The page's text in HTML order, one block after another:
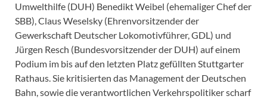
Umwelthilfe (DUH) Benedikt Weibel (ehemaliger Chef der
SBB), Claus Weselsky (Ehrenvorsitzender der
Gewerkschaft Deutscher Lokomotivführer, GDL) und
Jürgen Resch (Bundesvorsitzender der DUH) auf einem
Podium im bis auf den letzten Platz gefüllten Stuttgarter
Rathaus. Sie kritisierten das Management der Deutschen
Bahn, sowie die verantwortlichen Verkehrspolitiker scharf